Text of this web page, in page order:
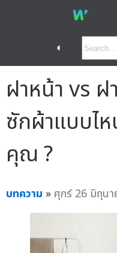
◐
ฝาหน้า vs ฝ
ซักผ้าแบบไห
คุณ ?
บทความ » ศุกร์ 26 มิถุน